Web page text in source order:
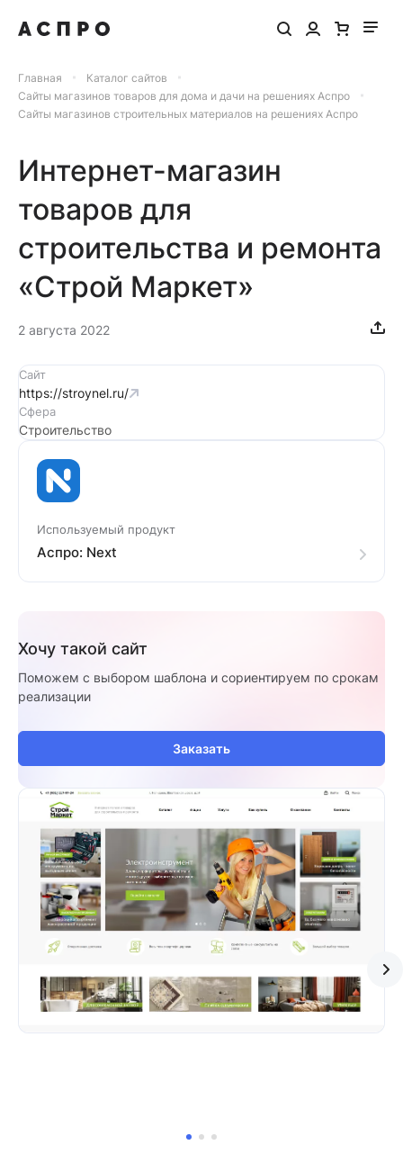
Главная
Каталог сайтов
Сайты магазинов товаров для дома и дачи на решениях Аспро
Сайты магазинов строительных материалов на решениях Аспро
Интернет-магазин
товаров для
строительства и ремонта
«Строй Маркет»
2 августа 2022
Сайт
https://stroynel.ru/
Сфера
Строительство
Используемый продукт
Аспро: Next
Хочу такой сайт
Поможем с выбором шаблона и сориентируем по срокам
реализации
Заказать